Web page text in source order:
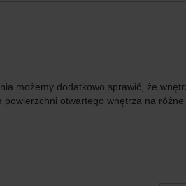
możemy dodatkowo sprawić, że
otwartego wnętrza na różne